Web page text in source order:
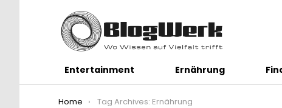
Entertainment Ernährung
You are here:
Home Tag Archives: Ernährung